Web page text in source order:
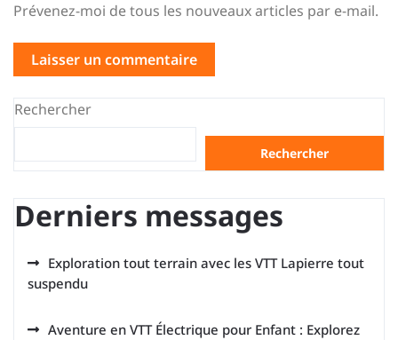
Prévenez-moi de tous les nouveaux articles par e-mail.
Rechercher
Rechercher
Derniers messages
Exploration tout terrain avec les VTT Lapierre tout
suspendu
Aventure en VTT Électrique pour Enfant : Explorez